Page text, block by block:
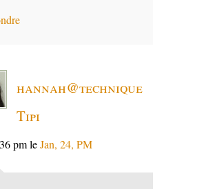
hannah@technique
Tipi
pmleJan, 24, PM